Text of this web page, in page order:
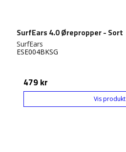
SurfEars 4.0 Ørepropper - Sort
SurfEars
ESE004BKSG
479 kr
Vis produkt